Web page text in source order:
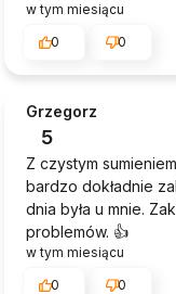
w tym miesiącu
0
0
Grzegorz
5
Z czystym
bardzo dokładnie
dnia była u mnie.
problemów. 👍️
w tym miesiącu
0
0